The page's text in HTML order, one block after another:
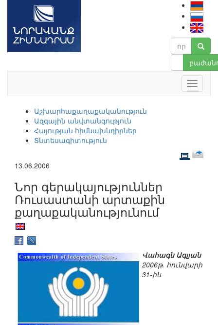
Աշխարհաքաղաքականություն
Ազգային անվտանգություն
Հայության հիմնախնդիրներ
Տնտեսագիտություն
13.06.2006
Նոր գերակայություններ
Ռուսաստանի արտաքին
քաղաքականությունում
Վահագն Ագլյան
2006թ. հունվարի
31-ին